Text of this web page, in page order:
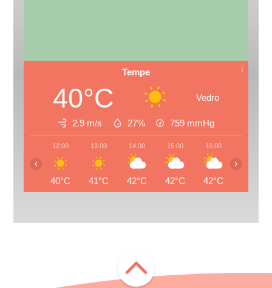
Tempe
40°C Vedro
2.9 m/s 27% 759 mmHg
12:00
40°C
13:00
41°C
14:00
42°C
15:00
42°C
16:00
42°C
‹ ›